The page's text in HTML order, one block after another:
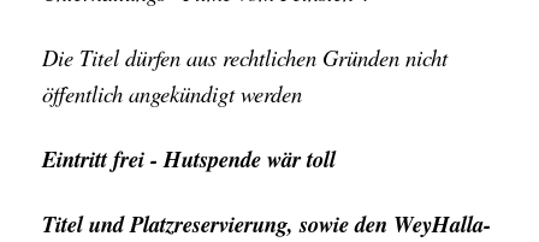
Die Titel dürfen aus rechtlichen Gründen nicht
öffentlich angekündigt werden
Eintritt frei - Hutspende wär toll
Titel und Platzreservierung, sowie den WeyHalla-